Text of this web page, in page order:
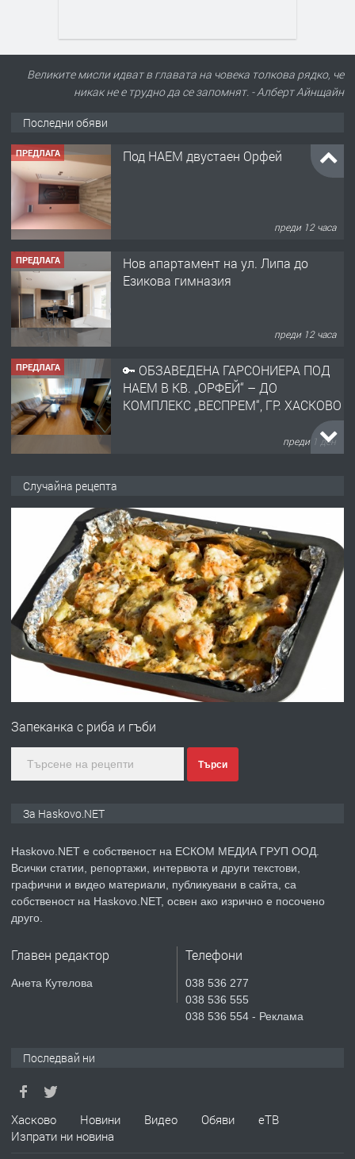
Великите мисли идват в главата на човека толкова рядко, че
никак не е трудно да се запомнят. - Алберт Айнщайн
Последни обяви
ПРЕДЛАГА Под НАЕМ двустаен Орфей
преди 12 часа
ПРЕДЛАГА
Нов апартамент на ул. Липа до
Езикова гимназия
преди 12 часа
ПРЕДЛАГА
🔑 ОБЗАВЕДЕНА ГАРСОНИЕРА ПОД
НАЕМ В КВ. „ОРФЕЙ“ – ДО
КОМПЛЕКС „ВЕСПРЕМ“, ГР. ХАСКОВО
преди 1 ден
АПАРТАМЕНТ В ЦЕНТЪРА НА ГР.
ХАСКОВО
преди 2 дни
ПРЕДЛАГА Давам гараж под наем
преди 2 дни
№4120 Магазин/Офис под наем в кв.
градската градина!
преди 3 дни
ПРЕДЛАГА
Продавам парцел в гр. Хасково кв.
СГЛОБЯВАНЕ НА МЕБЕЛИ.
ПРЕДЛАГА
№4119 Едностаен обзаведен
Случайна рецепта
Запеканка с риба и гъби
Търси
За Haskovo.NET
Haskovo.NET е собственост на ЕСКОМ МЕДИА ГРУП ООД.
Всички статии, репортажи, интервюта и други текстови,
графични и видео материали, публикувани в сайта, са
собственост на Haskovo.NET, освен ако изрично е посочено
друго.
Главен редактор
Анета Кутелова
Телефони
038 536 277
038 536 555
038 536 554 - Реклама
Последвай ни
Хасково Новини Видео Обяви
еТВ
Изпрати ни новина